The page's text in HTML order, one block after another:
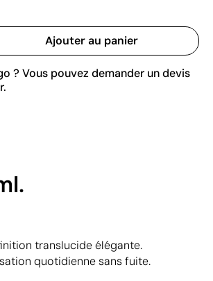
Ajouter au panier
? Vous pouvez demander un devis
translucide élégante.
quotidienne sans fuite.